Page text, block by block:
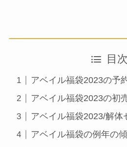
目次
アベイル福袋2023の予
アベイル福袋2023の初
アベイル福袋2023/解体
アベイル福袋の例年の